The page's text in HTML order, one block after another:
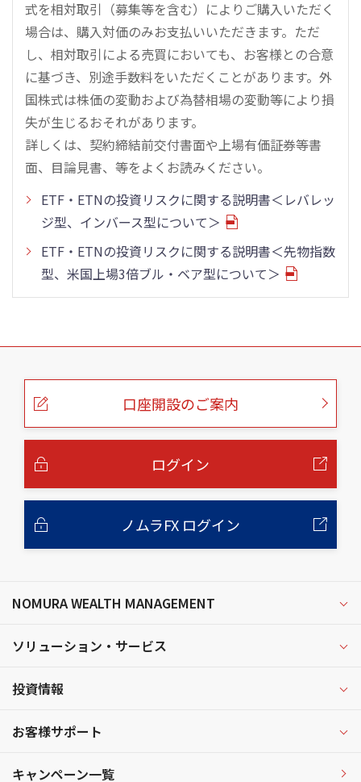
式を相対取引（募集等を含む）によりご購入いただく
場合は、購入対価のみお支払いいただきます。ただ
し、相対取引による売買においても、お客様との合意
に基づき、別途手数料をいただくことがあります。外
国株式は株価の変動および為替相場の変動等により損
失が生じるおそれがあります。
詳しくは、契約締結前交付書面や上場有価証券等書
面、目論見書、等をよくお読みください。
ETF・ETNの投資リスクに関する説明書＜レバレッ
ジ型、インバース型について＞
ETF・ETNの投資リスクに関する説明書＜先物指数
型、米国上場3倍ブル・ベア型について＞
こ
口座開設のご案内
ログイン
ノムラFX ログイン
NOMURA WEALTH MANAGEMENT
ソリューション・サービス
投資情報
お客様サポート
キャンペーン一覧